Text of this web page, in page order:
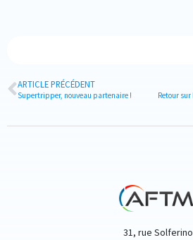
ARTICLE PRÉCÉDENT
Supertripper, nouveau partenaire !
31, rue Solferino